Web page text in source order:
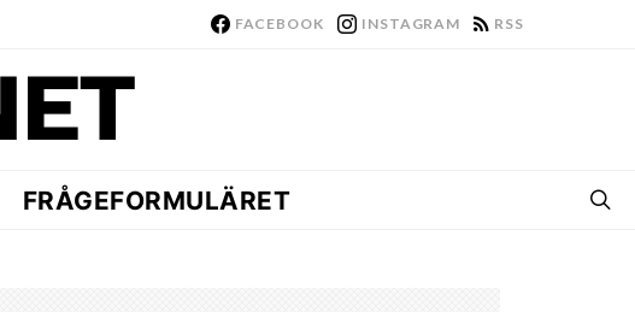
FACEBOOK INSTAGRAM RSS
FRÅGEFORMULÄRET